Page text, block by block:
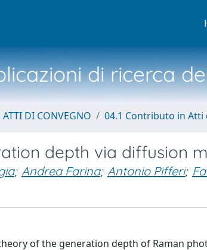
di ricerca
DI CONVEGNO 04.1 Contributo in Atti
depth via diffusion
; Andrea Farina; Antonio Pifferi;
of the generation depth of Raman